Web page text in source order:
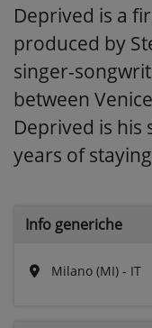
Deprived is a
produced by
singer-
between
Deprived is
years of
Info generiche
Milano (MI) - IT